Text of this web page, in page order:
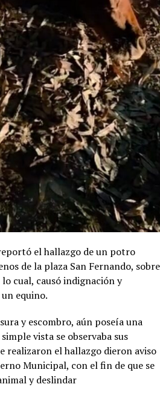
el hallazgo de un potro
de la plaza San Fernando, sobre
cual, causó indignación y
equino.
y escombro, aún poseía una
vista se observaba sus
realizaron el hallazgo dieron aviso
Municipal, con el fin de que se
y deslindar